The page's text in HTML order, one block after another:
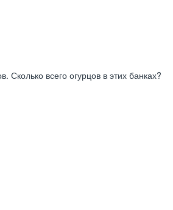
Сколько всего огурцов в этих банках?